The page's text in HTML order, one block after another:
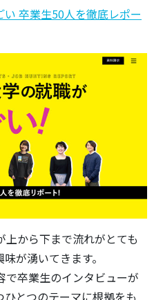
卒業生50人を徹底レポー
上から下まで流れがとても
が湧いてきます。
で卒業生のインタビューが